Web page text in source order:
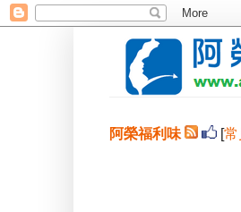
阿榮福利味 [常